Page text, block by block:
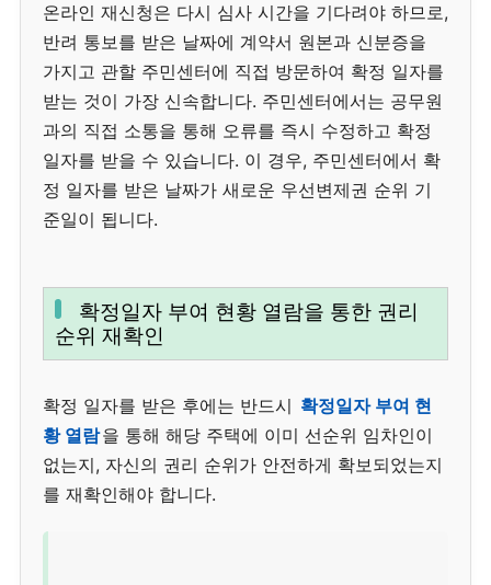
온라인 재신청은 다시 심사 시간을 기다려야 하므로,
반려 통보를 받은 날짜에 계약서 원본과 신분증을
가지고 관할 주민센터에 직접 방문하여 확정 일자를
받는 것이 가장 신속합니다. 주민센터에서는 공무원
과의 직접 소통을 통해 오류를 즉시 수정하고 확정
일자를 받을 수 있습니다. 이 경우, 주민센터에서 확
정 일자를 받은 날짜가 새로운 우선변제권 순위 기
준일이 됩니다.
확정일자 부여 현황 열람을 통한 권리
순위 재확인
확정 일자를 받은 후에는 반드시 확정일자 부여 현
황 열람을 통해 해당 주택에 이미 선순위 임차인이
없는지, 자신의 권리 순위가 안전하게 확보되었는지
를 재확인해야 합니다.